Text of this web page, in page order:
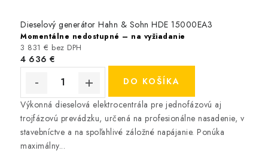
Dieselový generátor Hahn & Sohn HDE 15000EA3
Momentálne nedostupné – na vyžiadanie
3 831 € bez DPH
4 636 €
DO KOŠÍKA
Výkonná dieselová elektrocentrála pre jednofázovú aj
trojfázovú prevádzku, určená na profesionálne nasadenie, v
stavebníctve a na spoľahlivé záložné napájanie. Ponúka
maximálny...